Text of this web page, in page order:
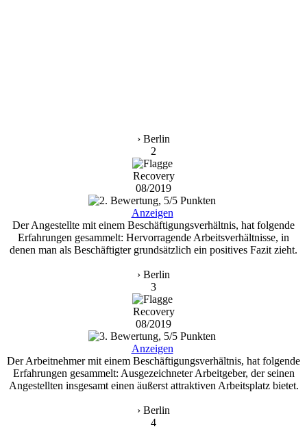
› Berlin
2
Recovery
08/2019
Anzeigen
Der Angestellte mit einem Beschäftigungsverhältnis, hat folgende
Erfahrungen gesammelt: Hervorragende Arbeitsverhältnisse, in
denen man als Beschäftigter grundsätzlich ein positives Fazit zieht.
› Berlin
3
Recovery
08/2019
Anzeigen
Der Arbeitnehmer mit einem Beschäftigungsverhältnis, hat folgende
Erfahrungen gesammelt: Ausgezeichneter Arbeitgeber, der seinen
Angestellten insgesamt einen äußerst attraktiven Arbeitsplatz bietet.
› Berlin
4